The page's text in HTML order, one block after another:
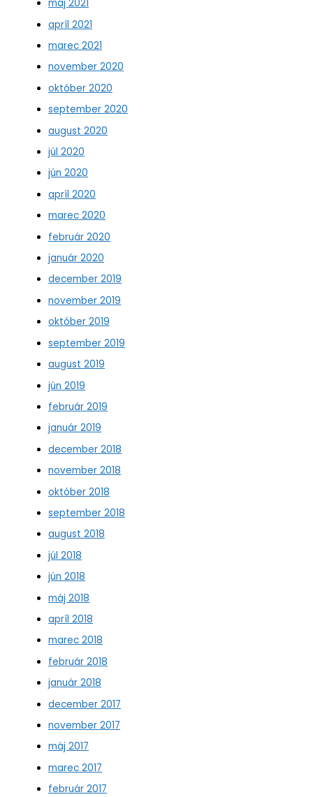
máj 2021
apríl 2021
marec 2021
november 2020
október 2020
september 2020
august 2020
júl 2020
jún 2020
apríl 2020
marec 2020
február 2020
január 2020
december 2019
november 2019
október 2019
september 2019
august 2019
jún 2019
február 2019
január 2019
december 2018
november 2018
október 2018
september 2018
august 2018
júl 2018
jún 2018
máj 2018
apríl 2018
marec 2018
február 2018
január 2018
december 2017
november 2017
máj 2017
marec 2017
február 2017